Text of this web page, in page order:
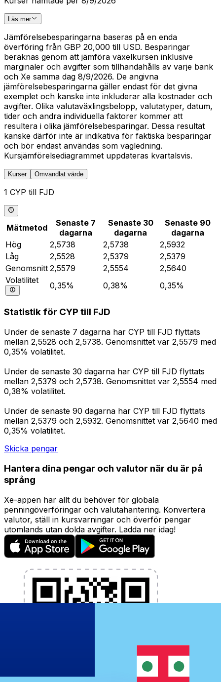
Läs mer
Jämförelsebesparingarna baseras på en enda
överföring från GBP 20,000 till USD. Besparingar
beräknas genom att jämföra växelkursen inklusive
marginaler och avgifter som tillhandahålls av varje bank
och Xe samma dag 8/9/2026. De angivna
jämförelsebesparingarna gäller endast för det givna
exemplet och kanske inte inkluderar alla kostnader och
avgifter. Olika valutaväxlingsbelopp, valutatyper, datum,
tider och andra individuella faktorer kommer att
resultera i olika jämförelsebesparingar. Dessa resultat
kanske därför inte är indikativa för faktiska besparingar
och bör endast användas som vägledning.
Kursjämförelsediagrammet uppdateras kvartalsvis.
Kurser Omvandlat värde
1 CYP till FJD
Mätmetod
Senaste 7
dagarna
Senaste 30
dagarna
Senaste 90
dagarna
Hög
2,5738 2,5738
2,5932
Låg
2,5528 2,5379
2,5379
Genomsnitt 2,5579 2,5554
2,5640
Volatilitet
0,35% 0,38% 0,35%
Statistik för CYP till FJD
Under de senaste 7 dagarna har CYP till FJD flyttats
mellan 2,5528 och 2,5738. Genomsnittet var 2,5579 med
0,35% volatilitet.
Under de senaste 30 dagarna har CYP till FJD flyttats
mellan 2,5379 och 2,5738. Genomsnittet var 2,5554 med
0,38% volatilitet.
Under de senaste 90 dagarna har CYP till FJD flyttats
mellan 2,5379 och 2,5932. Genomsnittet var 2,5640 med
0,35% volatilitet.
Skicka pengar
Hantera dina pengar och valutor när du är på
språng
Xe-appen har allt du behöver för globala
penningöverföringar och valutahantering. Konvertera
valutor, ställ in kursvarningar och överför pengar
utomlands utan dolda avgifter. Ladda ner idag!